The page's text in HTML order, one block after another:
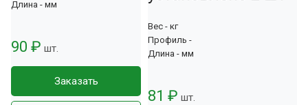
Длина - мм
90 ₽ шт.
Заказать
Вес - кг
Профиль -
Длина - мм
81 ₽ шт.